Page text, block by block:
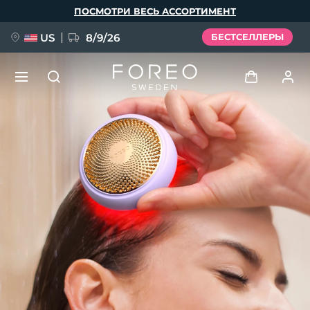
ПОСМОТРИ ВЕСЬ АССОРТИМЕНТ
US 8/9/26 БЕСТСЕЛЛЕРЫ
Войти
Профиль пользователя
Мои приборы
Мои заказы
Мои адреса
Мои подписки
FAQ™ Pure Beauty-Tech Elixir
BREAKING NEWS
issa™ Teeth Whitening Set
Deutsch
Español
Français
Italiano
Português
Polski
Svenska
Русский
Türkçe
简体中文 繁體中文